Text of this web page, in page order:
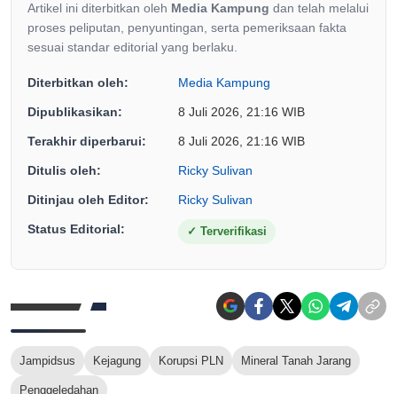
Artikel ini diterbitkan oleh Media Kampung dan telah melalui
proses peliputan, penyuntingan, serta pemeriksaan fakta
sesuai standar editorial yang berlaku.
Diterbitkan oleh: Media Kampung
Dipublikasikan: 8 Juli 2026, 21:16 WIB
Terakhir diperbarui: 8 Juli 2026, 21:16 WIB
Ditulis oleh: Ricky Sulivan
Ditinjau oleh Editor: Ricky Sulivan
Status Editorial: ✓ Terverifikasi
Jampidsus Kejagung Korupsi PLN Mineral Tanah Jarang
Penggeledahan